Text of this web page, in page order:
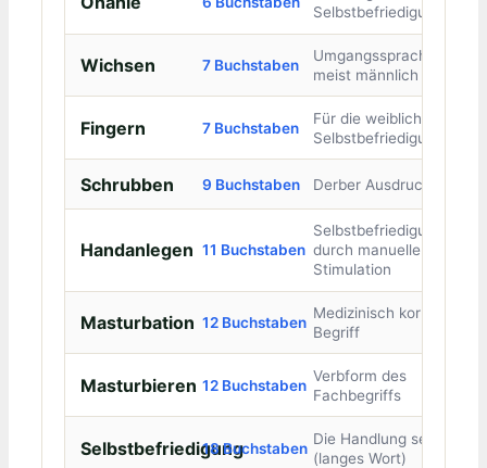
Selbstbefriedigung
Wichsen 7 Buchstaben
Umgangssprachlich,
meist männlich
Fingern 7 Buchstaben
Für die weibliche
Selbstbefriedigung
Schrubben 9 Buchstaben Derber Ausdruck
Handanlegen 11 Buchstaben
Selbstbefriedigung
durch manuelle
Stimulation
Masturbation 12 Buchstaben
Medizinisch korrekter
Begriff
Masturbieren 12 Buchstaben
Verbform des
Fachbegriffs
Selbstbefriedigung18 Buchstaben
Die Handlung selbst
(langes Wort)